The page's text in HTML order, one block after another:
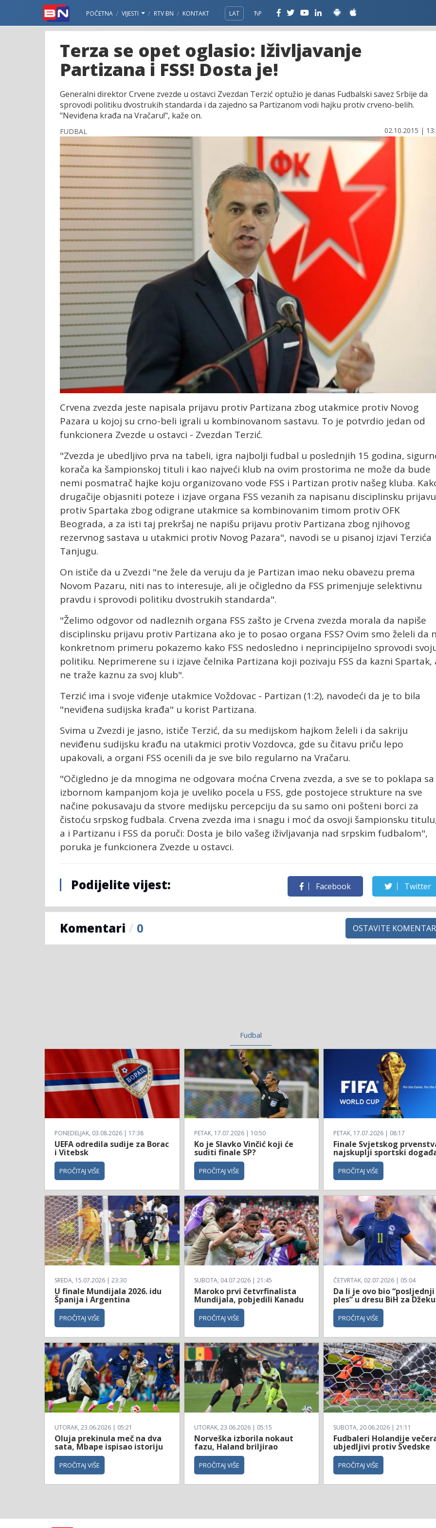
POČETNA VIJESTI RTV BN KONTAKT LAT ЋР
Terza se opet oglasio: Iživljavanje
Partizana i FSS! Dosta je!
Generalni direktor Crvene zvezde u ostavci Zvezdan Terzić optužio je danas Fudbalski savez Srbije da
sprovodi politiku dvostrukih standarda i da zajedno sa Partizanom vodi hajku protiv crveno-belih.
"Neviđena krađa na Vračaru!", kaže on.
FUDBAL 02.10.2015 |
Crvena zvezda jeste napisala prijavu protiv Partizana zbog utakmice protiv Novog
Pazara u kojoj su crno-beli igrali u kombinovanom sastavu. To je potvrdio jedan od
funkcionera Zvezde u ostavci - Zvezdan Terzić.
"Zvezda je ubedljivo prva na tabeli, igra najbolji fudbal u poslednjih 15 godina,
korača ka šampionskoj tituli i kao najveći klub na ovim prostorima ne može da bude
nemi posmatrač hajke koju organizovano vode FSS i Partizan protiv našeg kluba.
drugačije objasniti poteze i izjave organa FSS vezanih za napisanu disciplinsku prijavu
protiv Spartaka zbog odigrane utakmice sa kombinovanim timom protiv OFK
Beograda, a za isti taj prekršaj ne napišu prijavu protiv Partizana zbog njihovog
rezervnog sastava u utakmici protiv Novog Pazara", navodi se u pisanoj izjavi Terzića
Tanjugu.
On ističe da u Zvezdi "ne žele da veruju da je Partizan imao neku obavezu prema
Novom Pazaru, niti nas to interesuje, ali je očigledno da FSS primenjuje selektivnu
pravdu i sprovodi politiku dvostrukih standarda".
"Želimo odgovor od nadleznih organa FSS zašto je Crvena zvezda morala da napiše
disciplinsku prijavu protiv Partizana ako je to posao organa FSS? Ovim smo želeli da
konkretnom primeru pokazemo kako FSS nedosledno i neprincipijelno sprovodi
politiku. Neprimerene su i izjave čelnika Partizana koji pozivaju FSS da kazni Spartak,
ne traže kaznu za svoj klub".
Terzić ima i svoje viđenje utakmice Voždovac - Partizan (1:2), navodeći da je to bila
"neviđena sudijska krađa" u korist Partizana.
Svima u Zvezdi je jasno, ističe Terzić, da su medijskom hajkom želeli i da sakriju
neviđenu sudijsku krađu na utakmici protiv Vozdovca, gde su čitavu priču lepo
upakovali, a organi FSS ocenili da je sve bilo regularno na Vračaru.
"Očigledno je da mnogima ne odgovara moćna Crvena zvezda, a sve se to poklapa sa
izbornom kampanjom koja je uveliko pocela u FSS, gde postojece strukture na sve
načine pokusavaju da stvore medijsku percepciju da su samo oni pošteni borci za
čistoću srpskog fudbala. Crvena zvezda ima i snagu i moć da osvoji šampionsku
a i Partizanu i FSS da poruči: Dosta je bilo vašeg iživljavanja nad srpskim fudbalom",
poruka je funkcionera Zvezde u ostavci.
Podijelite vijest: Facebook Twitter
Komentari / 0 OSTAVITE KOMENTAR
Fudbal
PONEDELJAK, 03.08.2026 | 17:38
UEFA odredila sudije za Borac
i Vitebsk
PROČITAJ VIŠE
PETAK, 17.07.2026 | 10:50
Ko je Slavko Vinčić koji će
suditi finale SP?
PROČITAJ VIŠE
PETAK, 17.07.2026 | 08:17
Finale Svjetskog
najskuplji sportski
PROČITAJ VIŠE
SREDA, 15.07.2026 | 23:30
U finale Mundijala 2026. idu
Španija i Argentina
PROČITAJ VIŠE
SUBOTA, 04.07.2026 | 21:45
Maroko prvi četvrfinalista
Mundijala, pobjedili Kanadu
PROČITAJ VIŠE
ČETVRTAK, 02.07.2026 | 05:04
Da li je ovo bio “posljednji
ples” u dresu BiH za Džeku
PROČITAJ VIŠE
UTORAK, 23.06.2026 | 05:21
Oluja prekinula meč na dva
sata, Mbape ispisao istoriju
PROČITAJ VIŠE
UTORAK, 23.06.2026 | 05:15
Norveška izborila nokaut
fazu, Haland briljirao
PROČITAJ VIŠE
SUBOTA, 20.06.2026 | 21:11
Fudbaleri Holandije
ubjedljivi protiv Švedske
PROČITAJ VIŠE